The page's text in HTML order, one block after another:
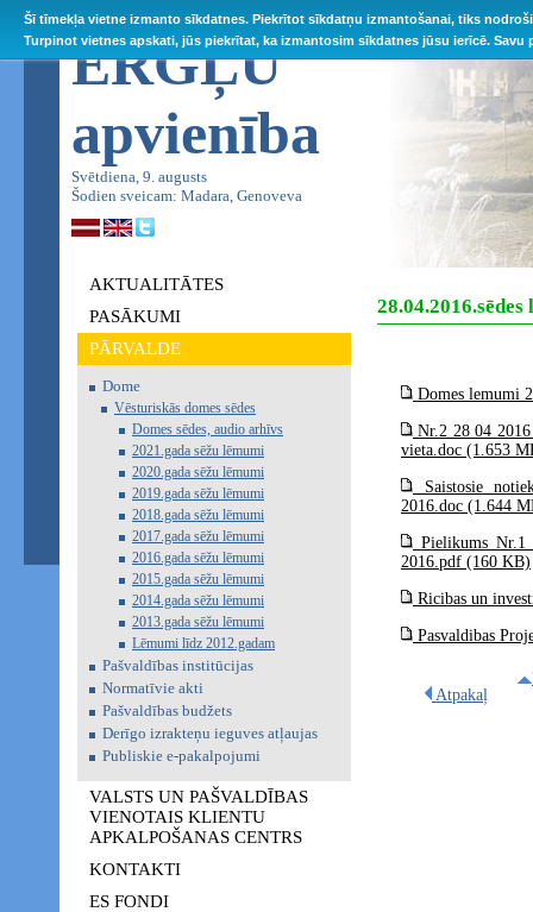
Šī tīmekļa vietne izmanto sīkdatnes. Piekrītot sīkdatņu izmantošanai, tiks
Turpinot vietnes apskati, jūs piekrītat, ka izmantosim sīkdatnes jūsu ierīcē.
ĒRGĻU
apvienība
Svētdiena, 9. augusts
Šodien sveicam: Madara, Genoveva
AKTUALITĀTES
PASĀKUMI
PĀRVALDE
Dome
Vēsturiskās domes sēdes
Domes sēdes, audio arhīvs
2021.gada sēžu lēmumi
2020.gada sēžu lēmumi
2019.gada sēžu lēmumi
2018.gada sēžu lēmumi
2017.gada sēžu lēmumi
2016.gada sēžu lēmumi
2015.gada sēžu lēmumi
2014.gada sēžu lēmumi
2013.gada sēžu lēmumi
Lēmumi līdz 2012.gadam
Pašvaldības institūcijas
Normatīvie akti
Pašvaldības budžets
Derīgo izrakteņu ieguves atļaujas
Publiskie e-pakalpojumi
VALSTS UN PAŠVALDĪBAS
VIENOTAIS KLIENTU
APKALPOŠANAS CENTRS
KONTAKTI
ES FONDI
28.04.2016.sēdes
Domes lemumi
Nr.2 28 04 2016
vieta.doc (1.653
Saistosie
2016.doc (1.644
Pielikums­­ Nr.1
2016.pdf (160 KB)
Ricibas un
Pasvaldibas
Atpakaļ